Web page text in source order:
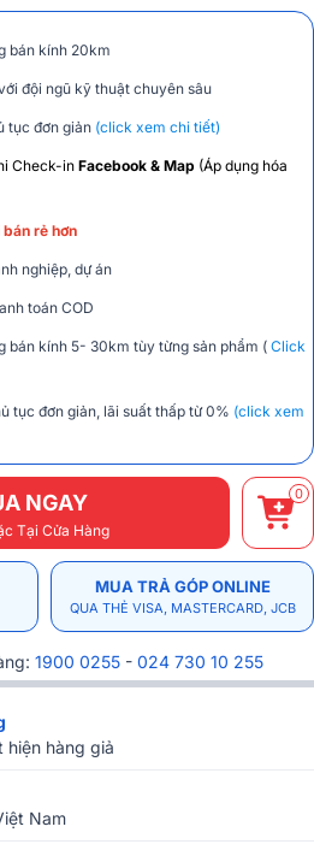
bán kính 20km
đội ngũ kỹ thuật chuyên sâu
tục đơn giản (click xem chi tiết)
Check-in Facebook & Map (Áp dụng hóa
rẻ hơn
nghiệp, dự án
toán COD
bán kính 5- 30km tùy từng sản phẩm ( Click
tục đơn giản, lãi suất thấp từ 0% (click xem
NGAY
Tại Cửa Hàng
0
MUA TRẢ GÓP ONLINE
QUA THẺ VISA, MASTERCARD, JCB
1900 0255 - 024 730 10 255
hiện hàng giả
Nam